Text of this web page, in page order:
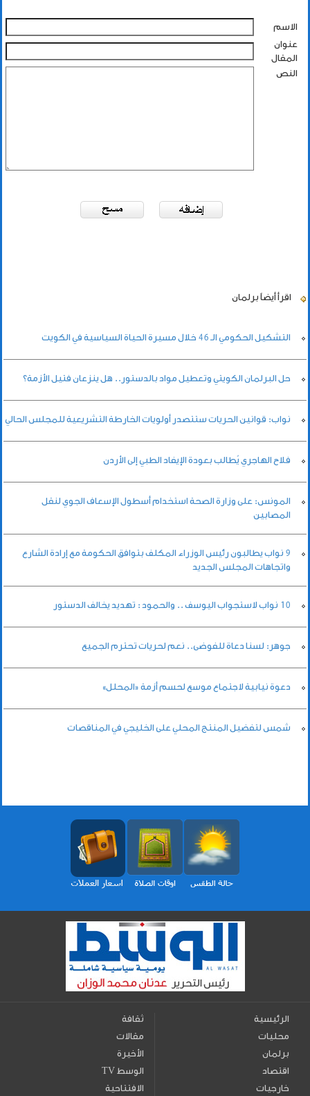
الاسم
عنوان
المقال
النص
اقرأ أيضاً برلمان
التشكيل الحكومي الـ 46 خلال مسيرة الحياة السياسية في الكويت
حل البرلمان الكويتي وتعطيل مواد بالدستور.. هل ينزعان فتيل الأزمة؟
نواب: قوانين الحريات ستتصدر أولويات الخارطة التشريعية للمجلس الحالي
فلاح الهاجري يُطالب بعودة الإيفاد الطبي إلى الأردن
المونس: على وزارة الصحة استخدام أسطول الإسعاف الجوي لنقل
المصابين
9 نواب يطالبون رئيس الوزراء المكلف بتوافق الحكومة مع إرادة الشارع
واتجاهات المجلس الجديد
10 نواب لاستجواب اليوسف .. والحمود : تهديد يخالف الدستور
جوهر: لسنا دعاة للفوضى.. نعم لحريات تحترم الجميع
دعوة نيابية لاجتماع موسع لحسم أزمة «المحلل»
شمس لتفضيل المنتج المحلي على الخليجي في المناقصات
الرئيسية
محليات
برلمان
اقتصاد
خارجيات
ثقافة
مقالات
الأخيرة
TV الوسط
الافتتاحية